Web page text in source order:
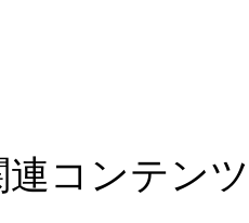
連コンテンツ